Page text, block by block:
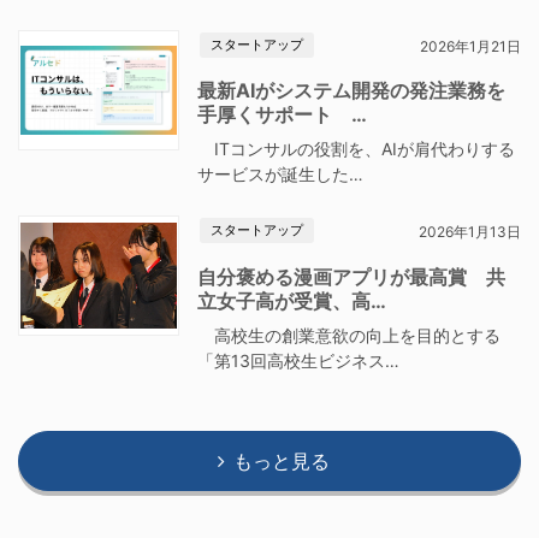
スタートアップ 2026年1月21日
最新AIがシステム開発の発注業務を
手厚くサポート …
ITコンサルの役割を、AIが肩代わりする
サービスが誕生した…
スタートアップ 2026年1月13日
自分褒める漫画アプリが最高賞 共
立女子高が受賞、高…
高校生の創業意欲の向上を目的とする
「第13回高校生ビジネス…
もっと見る